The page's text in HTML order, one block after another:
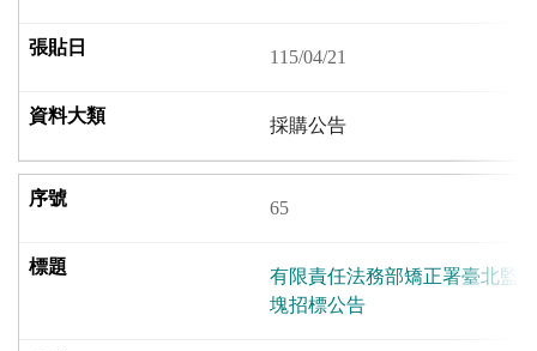
115/04/21
採購公告
65
有限責任法務部矯正署臺北監
塊招標公告